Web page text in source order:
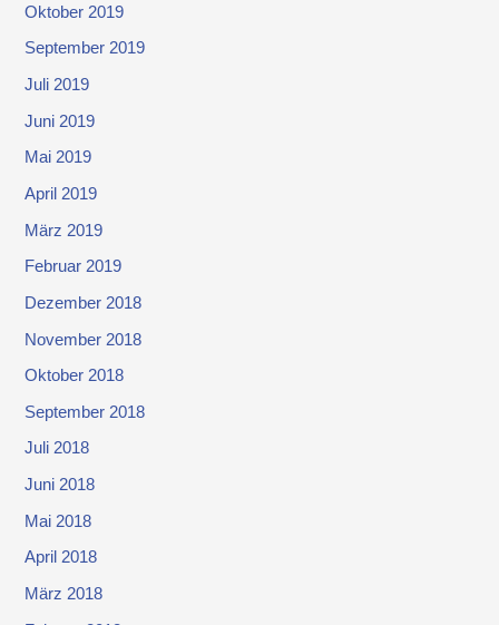
Oktober 2019
September 2019
Juli 2019
Juni 2019
Mai 2019
April 2019
März 2019
Februar 2019
Dezember 2018
November 2018
Oktober 2018
September 2018
Juli 2018
Juni 2018
Mai 2018
April 2018
März 2018